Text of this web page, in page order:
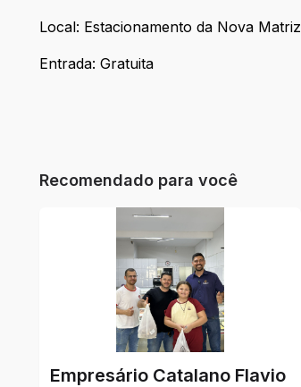
Local: Estacionamento da Nova Matriz
Entrada: Gratuita
Recomendado para você
Empresário Catalano Flavio